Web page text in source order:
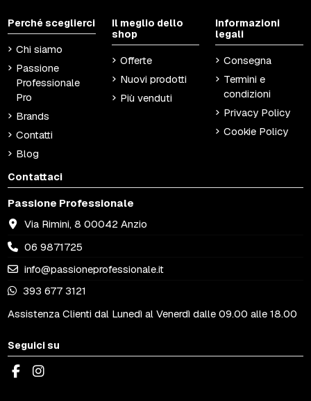
Perché sceglierci
Chi siamo
Passione
Professionale
Pro
Brands
Contatti
Blog
Il meglio dello
shop
Offerte
Nuovi prodotti
Più venduti
Informazioni
legali
Consegna
Termini e
condizioni
Privacy Policy
Cookie Policy
Contattaci
Passione Professionale
Via Rimini, 8 00042 Anzio
06 9871725
info@passioneprofessionale.it
393 677 3121
Assistenza Clienti dal Lunedì al Venerdì dalle 09.00 alle 18.00
Seguici su